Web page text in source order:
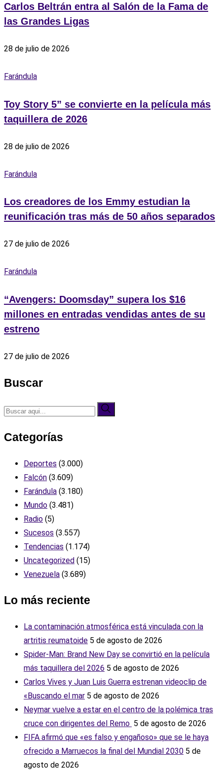
Carlos Beltrán entra al Salón de la Fama de
las Grandes Ligas
28 de julio de 2026
Farándula
Toy Story 5” se convierte en la película más
taquillera de 2026
28 de julio de 2026
Farándula
Los creadores de los Emmy estudian la
reunificación tras más de 50 años separados
27 de julio de 2026
Farándula
“Avengers: Doomsday” supera los $16
millones en entradas vendidas antes de su
estreno
27 de julio de 2026
Buscar
Categorías
Deportes (3.000)
Falcón (3.609)
Farándula (3.180)
Mundo (3.481)
Radio (5)
Sucesos (3.557)
Tendencias (1.174)
Uncategorized (15)
Venezuela (3.689)
Lo más reciente
La contaminación atmosférica está vinculada con la
artritis reumatoide 5 de agosto de 2026
Spider-Man: Brand New Day se convirtió en la película
más taquillera del 2026 5 de agosto de 2026
Carlos Vives y Juan Luis Guerra estrenan videoclip de
«Buscando el mar 5 de agosto de 2026
Neymar vuelve a estar en el centro de la polémica tras
cruce con dirigentes del Remo ‎ 5 de agosto de 2026
FIFA afirmó que «es falso y engañoso» que se le haya
ofrecido a Marruecos la final del Mundial 2030 5 de
agosto de 2026